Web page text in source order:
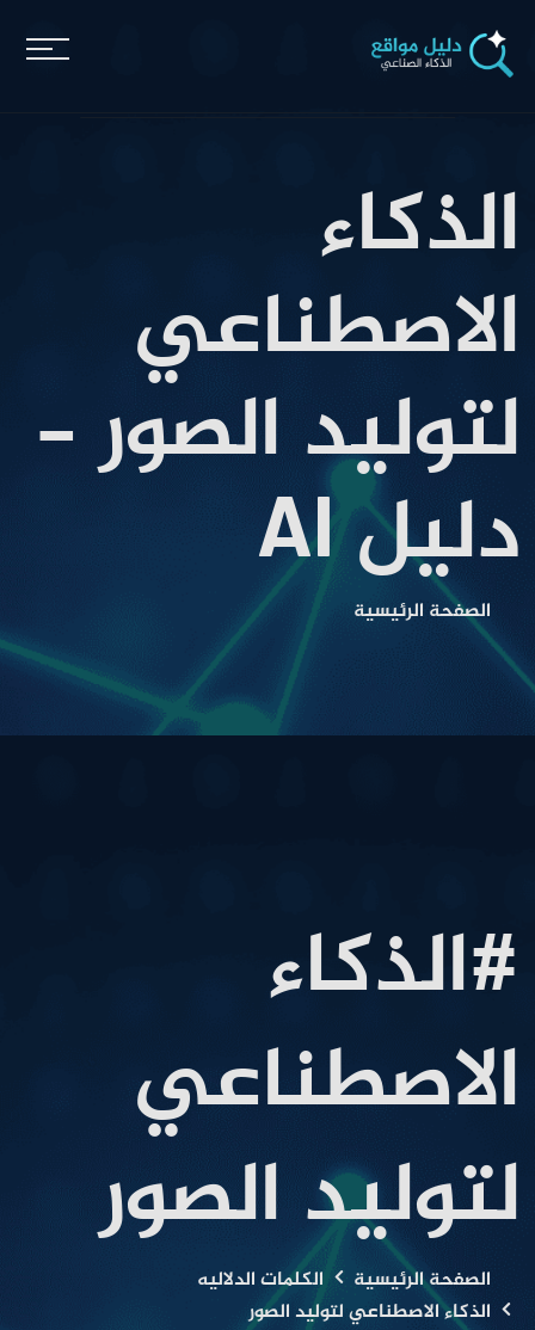
الذكاء
الاصطناعي
لتوليد الصور -
دليل AI
الصفحة الرئيسية
#الذكاء
الاصطناعي
لتوليد الصور
الصفحة الرئيسية
الكلمات الدلاليه
الذكاء الاصطناعي لتوليد الصور